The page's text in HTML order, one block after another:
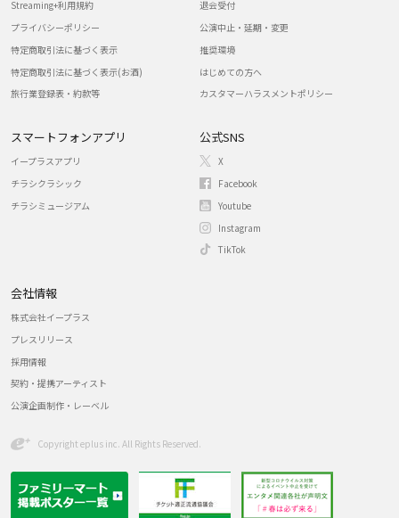
Streaming+利用規約
プライバシーポリシー
特定商取引法に基づく表示
特定商取引法に基づく表示(お酒)
旅行業登録表・約款等
退会受付
公演中止・延期・変更
推奨環境
はじめての方へ
カスタマーハラスメントポリシー
スマートフォンアプリ
イープラスアプリ
チラシクラシック
チラシミュージアム
公式SNS
X
Facebook
Youtube
Instagram
TikTok
会社情報
株式会社イープラス
プレスリリース
採用情報
契約・提携アーティスト
公演企画制作・レーベル
Copyright eplus inc. All Rights Reserved.